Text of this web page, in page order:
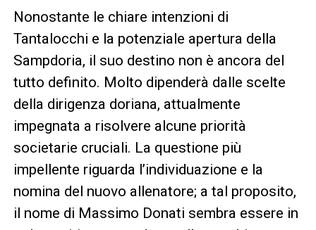
Nonostante le chiare intenzioni di
Tantalocchi e la potenziale apertura della
Sampdoria, il suo destino non è ancora del
tutto definito. Molto dipenderà dalle scelte
della dirigenza doriana, attualmente
impegnata a risolvere alcune priorità
societarie cruciali. La questione più
impellente riguarda l’individuazione e la
nomina del nuovo allenatore; a tal proposito,
il nome di Massimo Donati sembra essere in